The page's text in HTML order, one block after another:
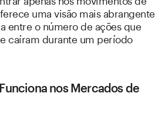
uma visão mais abrangente
entre o número de ações que
caíram durante um período
nos Mercados de